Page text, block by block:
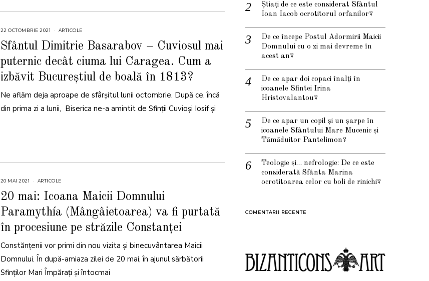
22 OCTOMBRIE 2021
O
C
O
M
R
2
2
ARTICOLE
Sfântul Dimitrie Basarabov – Cuviosul mai
puternic decât ciuma lui Caragea. Cum a
izbăvit Bucureștiul de boală în 1813?
Ne aflăm deja aproape de sfârșitul lunii octombrie. După ce, încă
din prima zi a lunii, Biserica ne-a amintit de Sfinții Cuvioși Iosif și
20 MAI 2021
A
2
0
1
ARTICOLE
20 mai: Icoana Maicii Domnului
Paramythía (Mângâietoarea) va fi purtată
în procesiune pe străzile Constanței
Constănțenii vor primi din nou vizita și binecuvântarea Maicii
Domnului. În după-amiaza zilei de 20 mai, în ajunul sărbătorii
Sfinților Mari Împărați și întocmai
Știați de ce este considerat Sfântul
Ioan Iacob ocrotitorul orfanilor?
De ce începe Postul Adormirii Maicii
Domnului cu o zi mai devreme în
acest an?
De ce apar doi copaci înalți în
icoanele Sfintei Irina
Hristovalantou?
De ce apar un copil și un șarpe în
icoanele Sfântului Mare Mucenic și
Tămăduitor Pantelimon?
Teologie și… nefrologie: De ce este
considerată Sfânta Marina
ocrotitoarea celor cu boli de rinichi?
COMENTARII RECENTE